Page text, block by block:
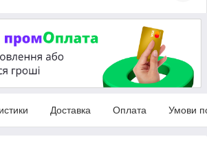
Доставка Оплата Умови